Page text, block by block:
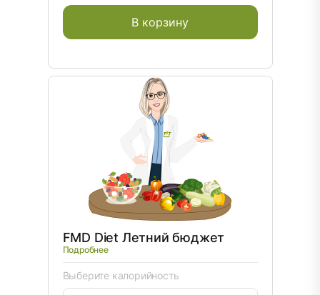
В корзину
FMD Diet Летний бюджет
Подробнее
Выберите калорийность